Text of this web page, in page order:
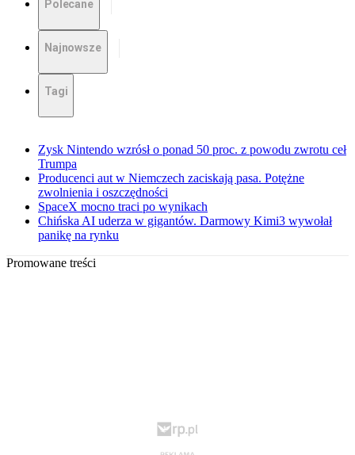
Polecane
Najnowsze
Tagi
Zysk Nintendo wzrósł o ponad 50 proc. z powodu zwrotu ceł
Trumpa
Producenci aut w Niemczech zaciskają pasa. Potężne
zwolnienia i oszczędności
SpaceX mocno traci po wynikach
Chińska AI uderza w gigantów. Darmowy Kimi3 wywołał
panikę na rynku
Promowane treści